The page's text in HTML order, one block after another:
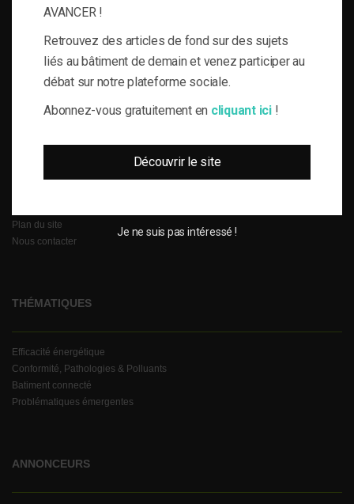
des professions associées.
Plan du site
Nous contacter
THÉMATIQUES
Efficacité énergétique
Conformité, Pathologies & Polluants
Batiment connecté
Problématiques émergentes
ANNONCEURS
AVANCER !
Retrouvez des articles de fond sur des sujets
liés au bâtiment de demain et venez participer au
débat sur notre plateforme sociale.
Abonnez-vous gratuitement en cliquant ici!
Découvrir le site
Je ne suis pas intéressé !